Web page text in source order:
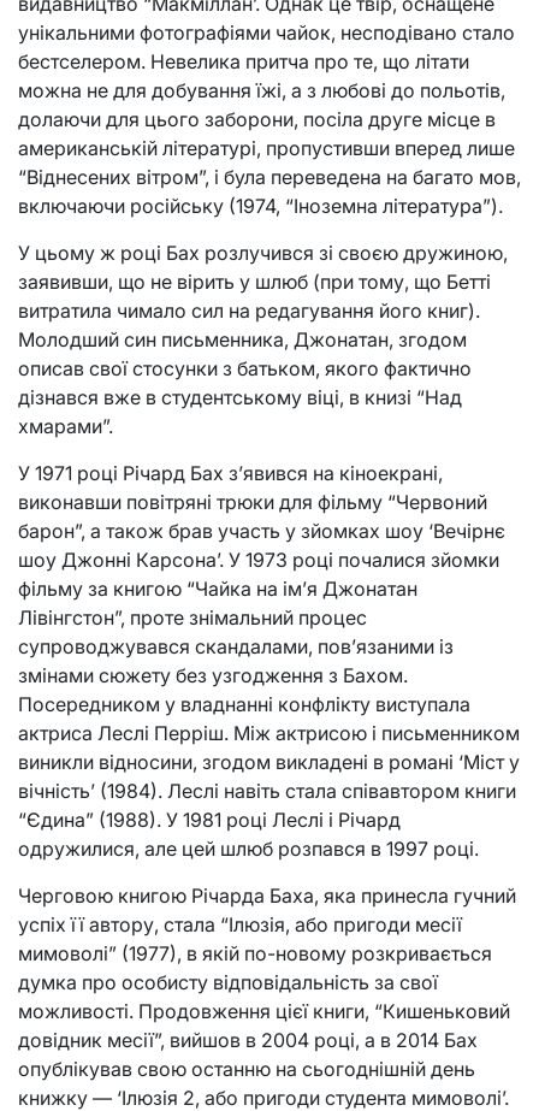
унікальними фотографіями чайок, несподівано стало
бестселером. Невелика притча про те, що літати
можна не для добування їжі, а з любові до польотів,
долаючи для цього заборони, посіла друге місце в
американській літературі, пропустивши вперед лише
“Віднесених вітром”, і була переведена на багато мов,
включаючи російську (1974, “Іноземна література”).
У цьому ж році Бах розлучився зі своєю дружиною,
заявивши, що не вірить у шлюб (при тому, що Бетті
витратила чимало сил на редагування його книг).
Молодший син письменника, Джонатан, згодом
описав свої стосунки з батьком, якого фактично
дізнався вже в студентському віці, в книзі “Над
хмарами”.
У 1971 році Річард Бах з’явився на кіноекрані,
виконавши повітряні трюки для фільму “Червоний
барон”, а також брав участь у зйомках шоу ‘Вечірнє
шоу Джонні Карсона’. У 1973 році почалися зйомки
фільму за книгою “Чайка на ім’я Джонатан
Лівінгстон”, проте знімальний процес
супроводжувався скандалами, пов’язаними із
змінами сюжету без узгодження з Бахом.
Посередником у владнанні конфлікту виступала
актриса Леслі Перріш. Між актрисою і письменником
виникли відносини, згодом викладені в романі ‘Міст у
вічність’ (1984). Леслі навіть стала співавтором книги
“Єдина” (1988). У 1981 році Леслі і Річард
одружилися, але цей шлюб розпався в 1997 році.
Черговою книгою Річарда Баха, яка принесла гучний
успіх її автору, стала “Ілюзія, або пригоди месії
мимоволі” (1977), в якій по-новому розкривається
думка про особисту відповідальність за свої
можливості. Продовження цієї книги, “Кишеньковий
довідник месії”, вийшов в 2004 році, а в 2014 Бах
опублікував свою останню на сьогоднішній день
книжку — ‘Ілюзія 2, або пригоди студента мимоволі’.